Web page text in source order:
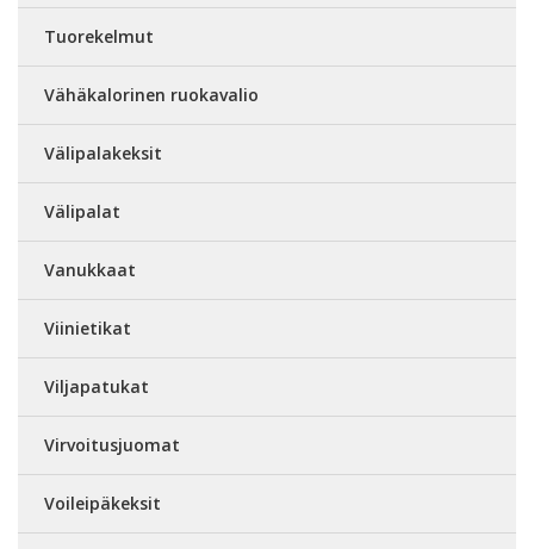
Tuorekelmut
Vähäkalorinen ruokavalio
Välipalakeksit
Välipalat
Vanukkaat
Viinietikat
Viljapatukat
Virvoitusjuomat
Voileipäkeksit